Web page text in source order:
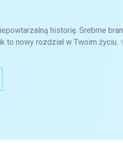
historię. Srebrne
to nowy rozdział w Twoim życiu.